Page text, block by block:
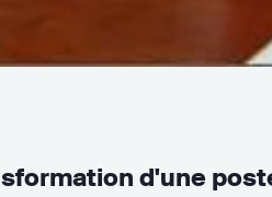
d'une